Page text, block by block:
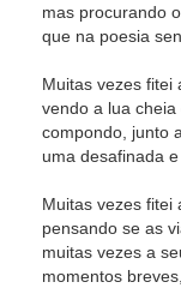
mas procurando
que na poesia
Muitas vezes fitei
vendo a lua
compondo, junto
uma desafinada
Muitas vezes fitei
pensando se as
muitas vezes a
momentos